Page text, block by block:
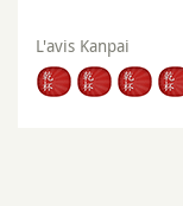
L'avis Kanpai